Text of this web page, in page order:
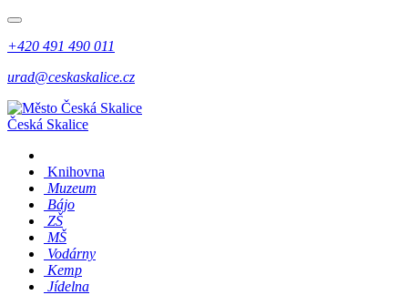
+420 491 490 011
urad@ceskaskalice.cz
Česká Skalice
Knihovna
Muzeum
Bájo
ZŠ
MŠ
Vodárny
Kemp
Jídelna